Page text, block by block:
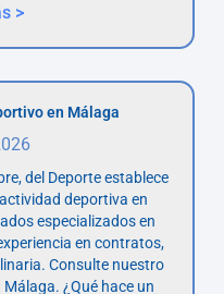
>
en Málaga
del Deporte establece
deportiva en
especializados en
en contratos,
Consulte nuestro
¿Qué hace un